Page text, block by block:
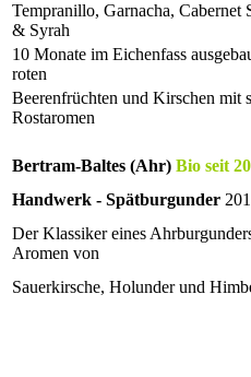
Tempranillo, Garnacha, Cabernet
& Syrah
10 Monate im Eichenfass
roten
Beerenfrüchten und Kirschen mit
Rostaromen
Bertram-Baltes (Ahr) Bio seit
Handwerk - Spätburgunder
Der Klassiker eines
Aromen von
Sauerkirsche, Holunder und